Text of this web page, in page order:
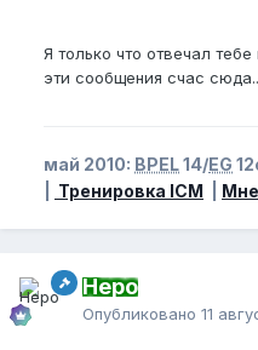
Я только что отвечал тебе
эти сообщения счас
май 2010: BPEL14/EG
Тренировка ICM
Неро
Опубликовано 11